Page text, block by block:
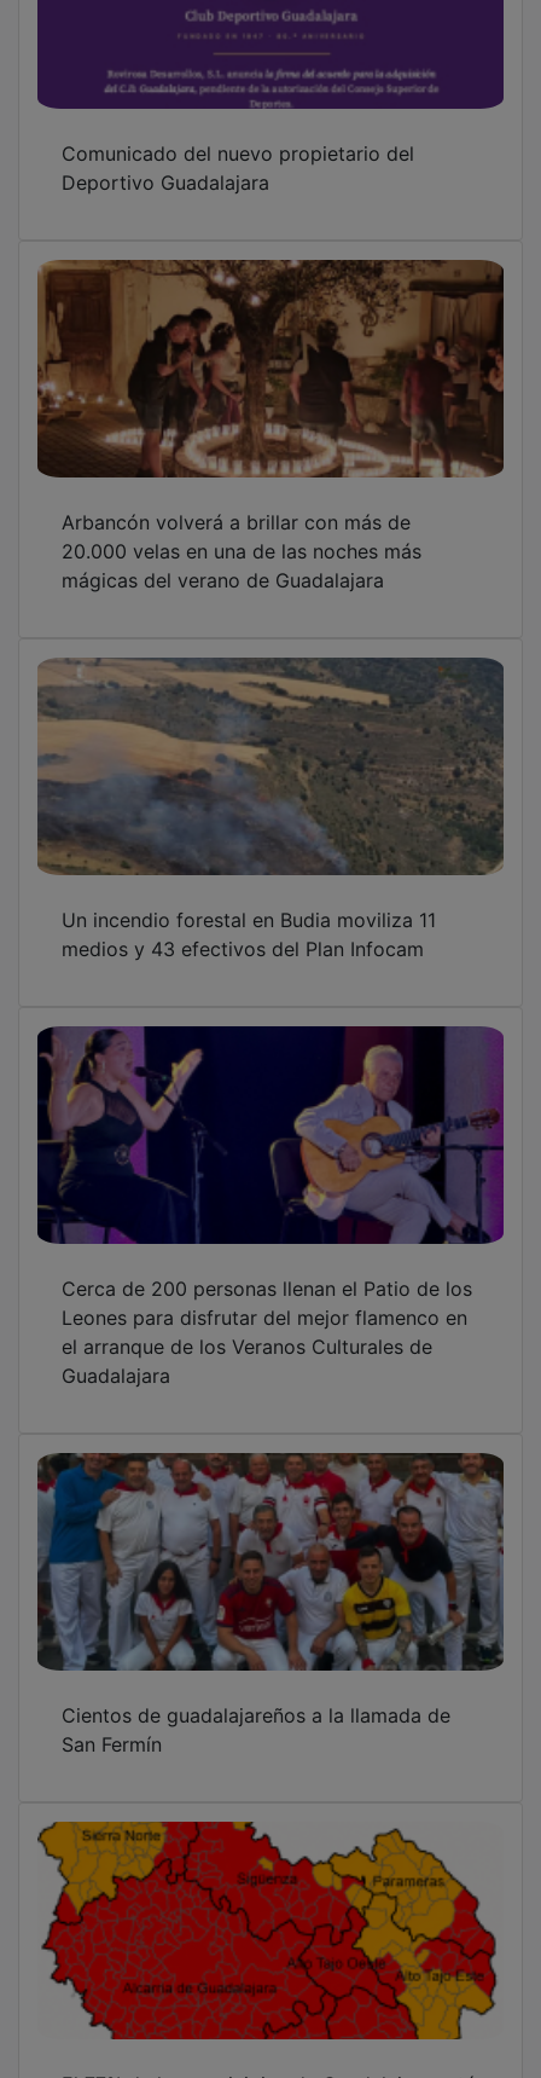
20.000 velas en una de las noches más
mágicas del verano de Guadalajara
Un incendio forestal en Budia moviliza 11
medios y 43 efectivos del Plan Infocam
Cerca de 200 personas llenan el Patio de los
Leones para disfrutar del mejor flamenco en
el arranque de los Veranos Culturales de
Guadalajara
Cientos de guadalajareños a la llamada de
San Fermín
El 77% de los municipios de Guadalajara está
en Nivel Extremo de propagación de
incendios
PUBLICIDAD